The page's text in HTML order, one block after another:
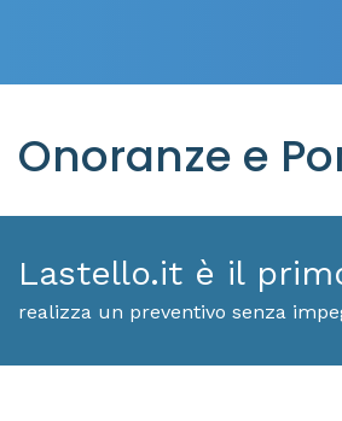
Onoranze e
Lastello.it è il
realizza un preventivo senza